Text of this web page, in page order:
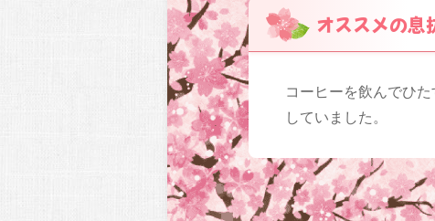
オススメの息
コーヒーを飲んでひ
していました。